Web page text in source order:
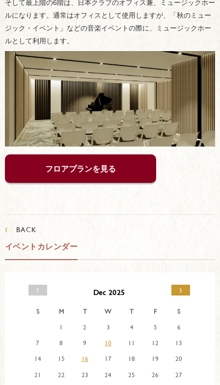
そして最上階の6階は、日本クラブのオフィス兼、ミュージックホー
ルになります。通常はオフィスとして使用しますが、「秋のミュー
ジック・イベント」などの音楽イベントの際に、ミュージックホー
ルとして利用します。
フロアプランを見る
‹ BACK
イベントカレンダー
‹ Dec 2025 ›
S M T W T F
S
1
2 3 4 5
6
7
8 9 10 11 12
13
14
15 16 17 18 19
20
21
22 23 24 25 26
27